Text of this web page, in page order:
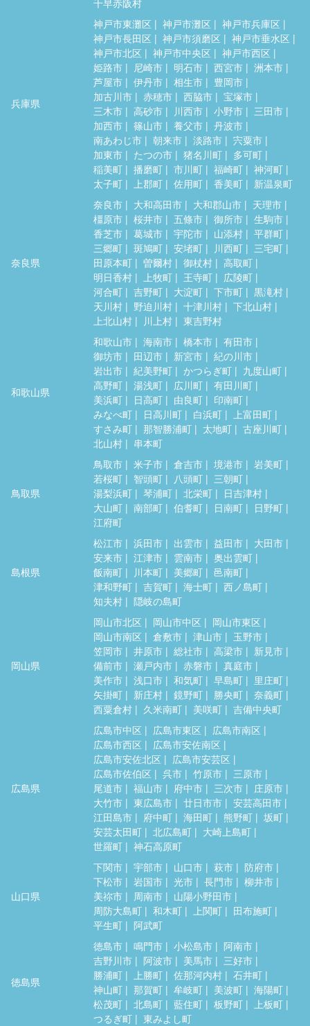
千早赤阪村
兵庫県
神戸市東灘区 神戸市灘区
神戸市兵庫区
神戸市長田区
神戸市須磨区
神戸市垂水区
神戸市北区
神戸市中央区
神戸市西区
姫路市
尼崎市 明石市 西宮市
洲本市
芦屋市
伊丹市 相生市
豊岡市
加古川市
赤穂市 西脇市
宝塚市
三木市
高砂市 川西市 小野市
三田市
加西市
篠山市 養父市
丹波市
南あわじ市
朝来市 淡路市
宍粟市
加東市
たつの市 猪名川町
多可町
稲美町
播磨町 市川町 福崎町
神河町
太子町
上郡町 佐用町 香美町 新温泉町
奈良県
奈良市 大和高田市 大和郡山市
天理市
橿原市
桜井市 五條市 御所市
生駒市
香芝市
葛城市 宇陀市 山添村
平群町
三郷町
斑鳩町 安堵町 川西町
三宅町
田原本町
曽爾村 御杖村
高取町
明日香村
上牧町 王寺町
広陵町
河合町
吉野町 大淀町 下市町
黒滝村
天川村
野迫川村 十津川村
下北山村
上北山村
川上村 東吉野村
和歌山県
和歌山市 海南市 橋本市
有田市
御坊市
田辺市 新宮市
紀の川市
岩出市
紀美野町 かつらぎ町
九度山町
高野町
湯浅町 広川町
有田川町
美浜町
日高町 由良町
印南町
みなべ町
日高川町 白浜町
上富田町
すさみ町
那智勝浦町 太地町
古座川町
北山村
串本町
鳥取県
鳥取市 米子市 倉吉市 境港市
岩美町
若桜町
智頭町 八頭町
三朝町
湯梨浜町
琴浦町 北栄町
日吉津村
大山町
南部町 伯耆町 日南町
日野町
江府町
島根県
松江市 浜田市 出雲市 益田市
大田市
安来市
江津市 雲南市
奥出雲町
飯南町
川本町 美郷町
邑南町
津和野町
吉賀町 海士町
西ノ島町
知夫村
隠岐の島町
岡山県
岡山市北区 岡山市中区
岡山市東区
岡山市南区
倉敷市 津山市
玉野市
笠岡市
井原市 総社市 高梁市
新見市
備前市
瀬戸内市 赤磐市
真庭市
美作市
浅口市 和気町 早島町
里庄町
矢掛町
新庄村 鏡野町 勝央町
奈義町
西粟倉村
久米南町 美咲町 吉備中央町
広島県
広島市中区 広島市東区
広島市南区
広島市西区
広島市安佐南区
広島市安佐北区
広島市安芸区
広島市佐伯区
呉市 竹原市
三原市
尾道市
福山市 府中市 三次市
庄原市
大竹市
東広島市 廿日市市
安芸高田市
江田島市
府中町 海田町 熊野町
坂町
安芸太田町
北広島町
大崎上島町
世羅町
神石高原町
山口県
下関市 宇部市 山口市 萩市
防府市
下松市
岩国市 光市 長門市
柳井市
美祢市
周南市
山陽小野田市
周防大島町
和木町 上関町
田布施町
平生町
阿武町
徳島県
徳島市 鳴門市 小松島市
阿南市
吉野川市
阿波市 美馬市
三好市
勝浦町
上勝町 佐那河内村
石井町
神山町
那賀町 牟岐町 美波町
海陽町
松茂町
北島町 藍住町 板野町
上板町
つるぎ町
東みよし町